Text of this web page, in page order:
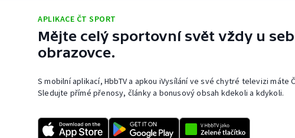
APLIKACE ČT SPORT
Mějte celý sportovní svět vždy u
obrazovce.
S mobilní aplikací, HbbTV a apkou iVysílání ve své chytré televizi máte
Sledujte přímé přenosy, články a bonusový obsah kdekoli a kdykoli.